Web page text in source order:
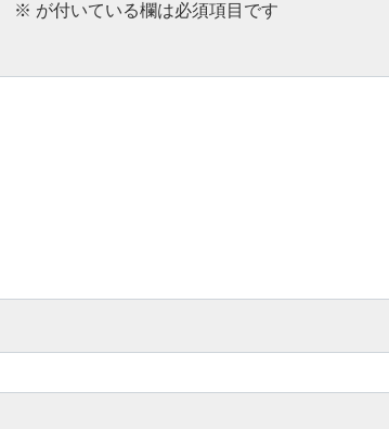
※ が付いている欄は必須項目です